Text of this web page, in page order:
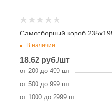
Самосборный короб
В наличии
18.62 руб./шт
от 200 до 499 шт
от 500 до 999 шт
от 1000 до 2999 шт